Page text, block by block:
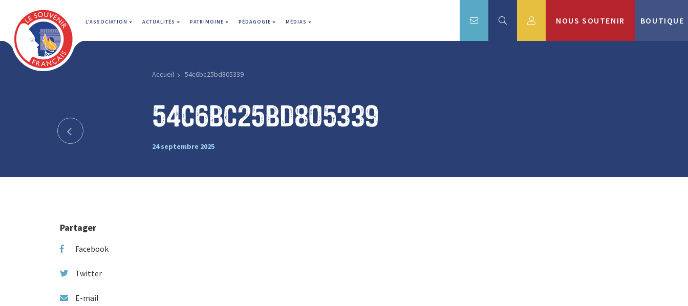
L'ASSOCIATION ACTUALITÉS PATRIMOINE PÉDAGOGIE MÉDIAS NOUS SOUTENIR BOUTIQUE
Accueil 54c6bc25bd805339
54c6bc25bd805339
24 septembre 2025
Partager
Facebook
Twitter
E-mail